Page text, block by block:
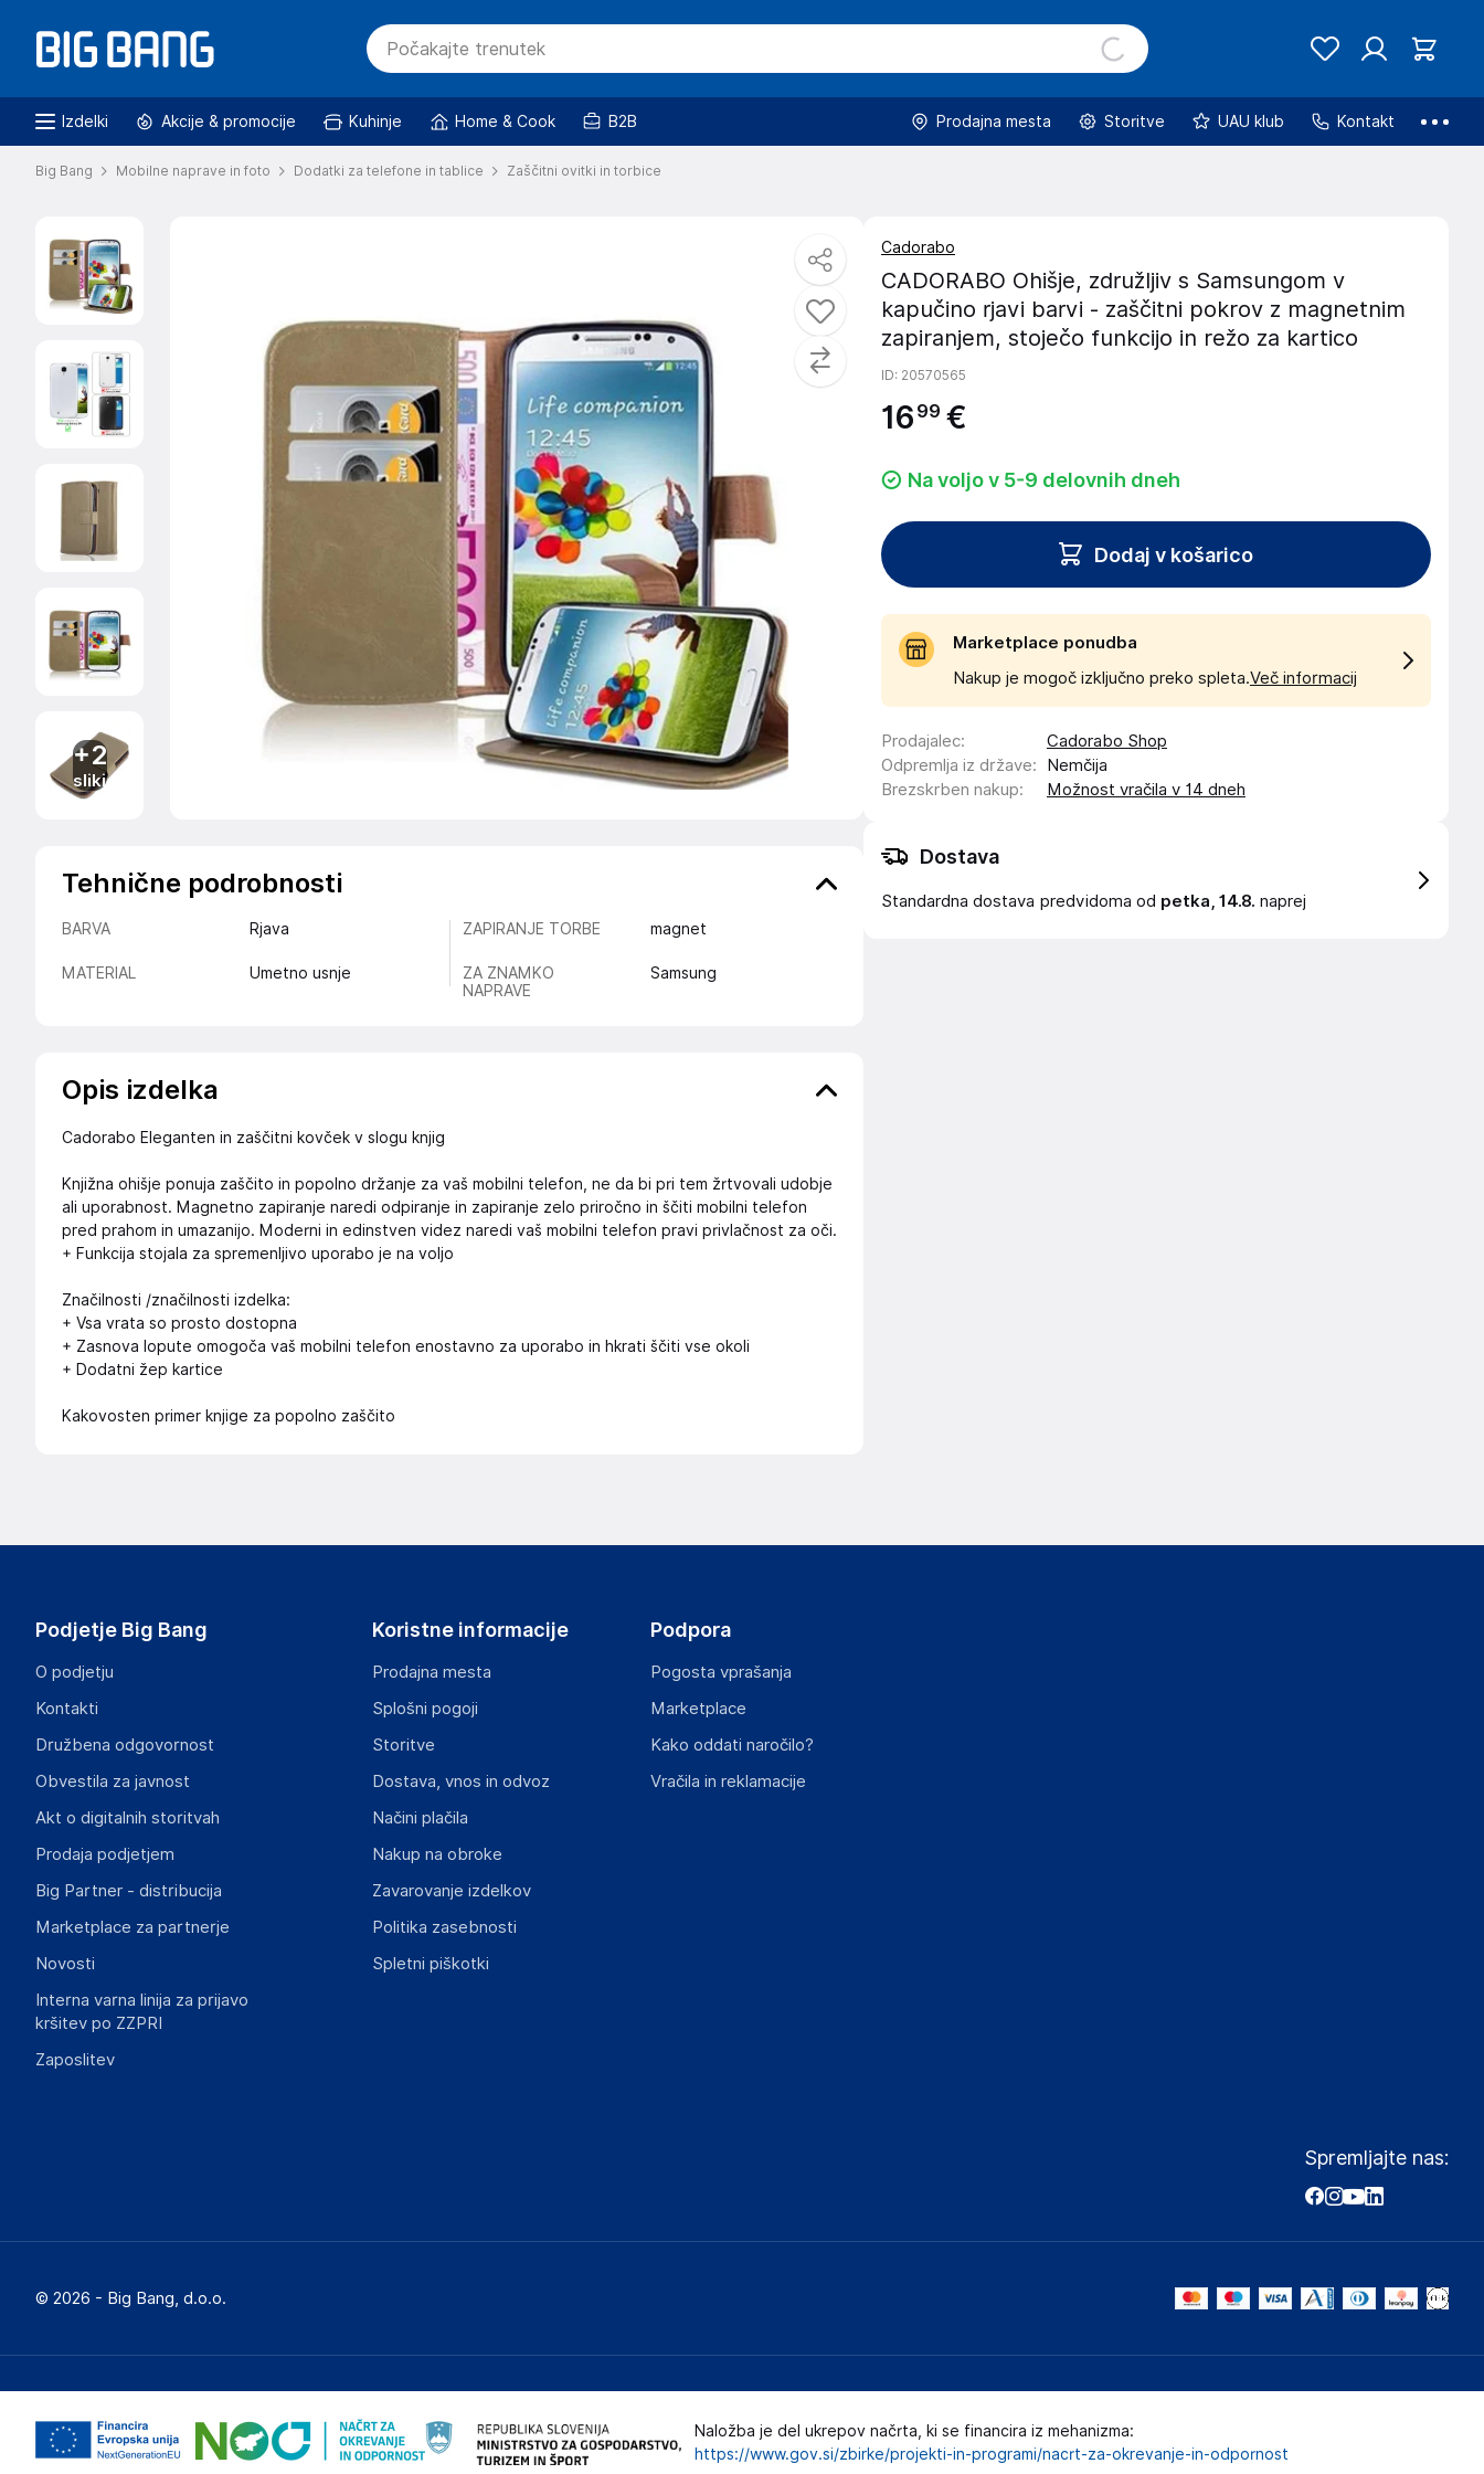
Izdelki Akcije & promocije Kuhinje Home & Cook B2B Prodajna mesta Storitve UAU klub Kontakt
Big Bang Mobilne naprave in foto Dodatki za telefone in tablice Zaščitni ovitki in torbice
+2
sliki
Tehnične podrobnosti
BARVA Rjava ZAPIRANJE TORBE magnet
MATERIAL Umetno usnje
ZA ZNAMKO
NAPRAVE
Samsung
Opis izdelka
Cadorabo Eleganten in zaščitni kovček v slogu knjig
Knjižna ohišje ponuja zaščito in popolno držanje za vaš mobilni telefon, ne da bi pri tem žrtvovali udobje
ali uporabnost. Magnetno zapiranje naredi odpiranje in zapiranje zelo priročno in ščiti mobilni telefon
pred prahom in umazanijo. Moderni in edinstven videz naredi vaš mobilni telefon pravi privlačnost za oči.
+ Funkcija stojala za spremenljivo uporabo je na voljo
Značilnosti /značilnosti izdelka:
+ Vsa vrata so prosto dostopna
+ Zasnova lopute omogoča vaš mobilni telefon enostavno za uporabo in hkrati ščiti vse okoli
+ Dodatni žep kartice
Kakovosten primer knjige za popolno zaščito
Cadorabo
CADORABO Ohišje, združljiv s Samsungom v
kapučino rjavi barvi - zaščitni pokrov z magnetnim
zapiranjem, stoječo funkcijo in režo za kartico
ID: 20570565
16 99 €
Na voljo v 5-9 delovnih dneh
Dodaj v košarico
Marketplace ponudba
Nakup je mogoč izključno preko spleta.Več informacij
Prodajalec:
Cadorabo Shop
Odpremlja iz države:
Nemčija
Brezskrben nakup: Možnost vračila v 14 dneh
Dostava
Standardna dostava predvidoma od petka, 14.8. naprej
Podjetje Big Bang
O podjetju
Kontakti
Družbena odgovornost
Obvestila za javnost
Akt o digitalnih storitvah
Prodaja podjetjem
Big Partner - distribucija
Marketplace za partnerje
Novosti
Interna varna linija za prijavo
kršitev po ZZPRI
Zaposlitev
Koristne informacije
Prodajna mesta
Splošni pogoji
Storitve
Dostava, vnos in odvoz
Načini plačila
Nakup na obroke
Zavarovanje izdelkov
Politika zasebnosti
Spletni piškotki
Podpora
Pogosta vprašanja
Marketplace
Kako oddati naročilo?
Vračila in reklamacije
Spremljajte nas:
© 2026 - Big Bang, d.o.o.
Naložba je del ukrepov načrta, ki se financira iz mehanizma:
https://www.gov.si/zbirke/projekti-in-programi/nacrt-za-okrevanje-in-odpornost